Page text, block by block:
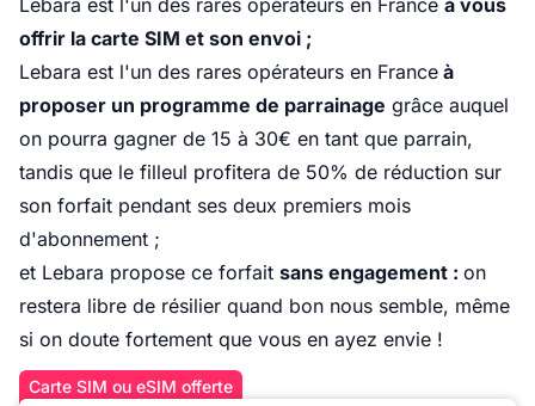
Lebara est l'un des rares opérateurs en France à vous
offrir la carte SIM et son envoi ;
Lebara est l'un des rares opérateurs en France à
proposer un programme de parrainage grâce auquel
on pourra gagner de 15 à 30€ en tant que parrain,
tandis que le filleul profitera de 50% de réduction sur
son forfait pendant ses deux premiers mois
d'abonnement ;
et Lebara propose ce forfait sans engagement : on
restera libre de résilier quand bon nous semble, même
si on doute fortement que vous en ayez envie !
Carte SIM ou eSIM offerte